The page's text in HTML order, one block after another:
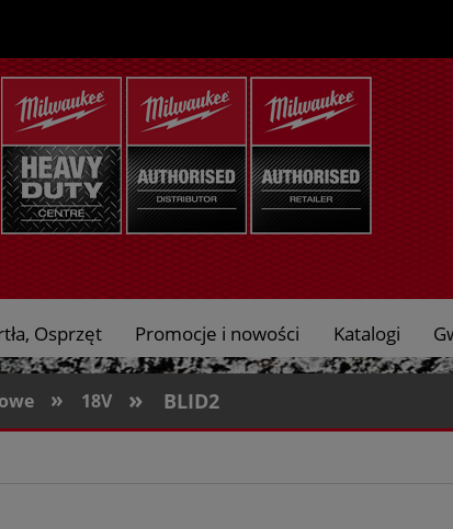
Osprzęt Promocje i nowości Katalogi
» 18V » BLID2